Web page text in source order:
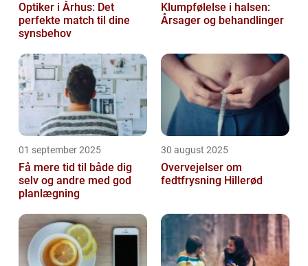
Optiker i Århus: Det
perfekte match til dine
synsbehov
Klumpfølelse i halsen:
Årsager og behandlinger
01 september 2025
Få mere tid til både dig
selv og andre med god
planlægning
30 august 2025
Overvejelser om
fedtfrysning Hillerød